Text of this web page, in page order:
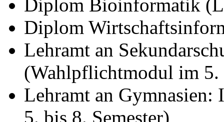
Diplom Bioinformatik
Diplom
Lehramt an
(Wahlpflichtmodul im 5.
Lehramt an
5. bis 8. Semester)